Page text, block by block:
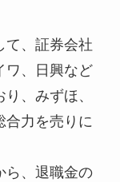
、証券会社
ワ、日興など
、みずほ、
合力を売りに
、退職金の